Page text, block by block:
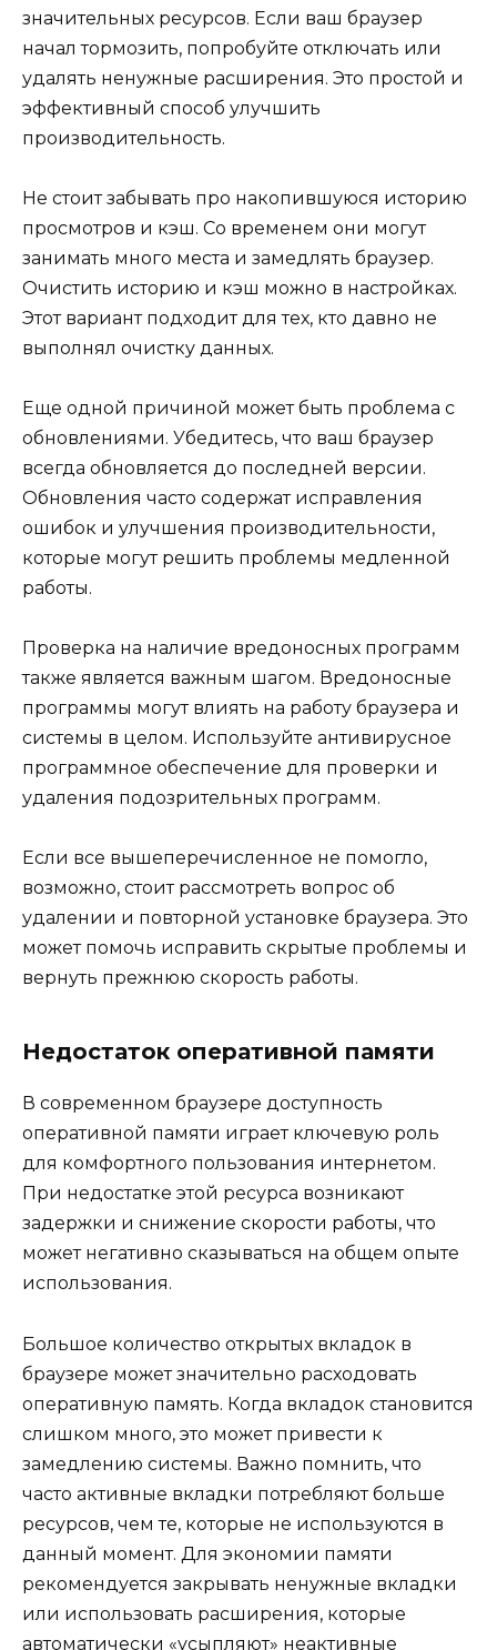
значительных ресурсов. Если ваш браузер
начал тормозить, попробуйте отключать или
удалять ненужные расширения. Это простой и
эффективный способ улучшить
производительность.
Не стоит забывать про накопившуюся историю
просмотров и кэш. Со временем они могут
занимать много места и замедлять браузер.
Очистить историю и кэш можно в настройках.
Этот вариант подходит для тех, кто давно не
выполнял очистку данных.
Еще одной причиной может быть проблема с
обновлениями. Убедитесь, что ваш браузер
всегда обновляется до последней версии.
Обновления часто содержат исправления
ошибок и улучшения производительности,
которые могут решить проблемы медленной
работы.
Проверка на наличие вредоносных программ
также является важным шагом. Вредоносные
программы могут влиять на работу браузера и
системы в целом. Используйте антивирусное
программное обеспечение для проверки и
удаления подозрительных программ.
Если все вышеперечисленное не помогло,
возможно, стоит рассмотреть вопрос об
удалении и повторной установке браузера. Это
может помочь исправить скрытые проблемы и
вернуть прежнюю скорость работы.
Недостаток оперативной памяти
В современном браузере доступность
оперативной памяти играет ключевую роль
для комфортного пользования интернетом.
При недостатке этой ресурса возникают
задержки и снижение скорости работы, что
может негативно сказываться на общем опыте
использования.
Большое количество открытых вкладок в
браузере может значительно расходовать
оперативную память. Когда вкладок становится
слишком много, это может привести к
замедлению системы. Важно помнить, что
часто активные вкладки потребляют больше
ресурсов, чем те, которые не используются в
данный момент. Для экономии памяти
рекомендуется закрывать ненужные вкладки
или использовать расширения, которые
автоматически «усыпляют» неактивные